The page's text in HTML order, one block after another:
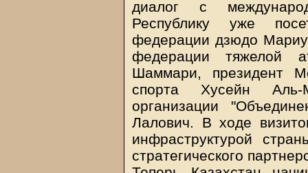
диалог с
Республику уже
федерации дзюдо
федерации тяжелой
Шаммари, президент
спорта Хусейн
организации
Лалович. В ходе
инфраструктурой
стратегического